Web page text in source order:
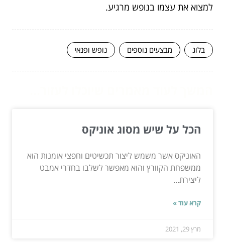
למצוא את עצמו בנופש מרגיע.
בלוג מבצעים נוספים נופש ופנאי
הכל על שיש מסוג אוניקס
האוניקס אשר משמש ליצור תכשיטים וחפצי אומנות הוא
ממשפחת הקוורץ והוא מאפשר לשלבו בחדרי אמבט
ליצירת...
קרא עוד »
מרץ 29, 2021